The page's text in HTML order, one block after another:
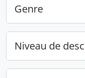
Genre
Niveau de